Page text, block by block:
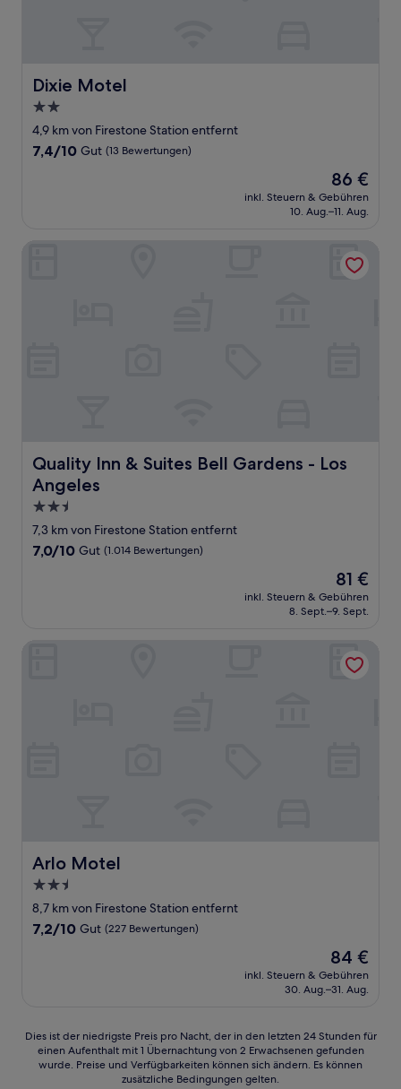
Dixie Motel
Dixie Motel
2.0-
Sterne-
Unterkunft
4,9 km von Firestone Station entfernt
7.4
7,4/10 Gut (13 Bewertungen)
Der
Preis
beträgt
86 €
inkl. Steuern & Gebühren
10. Aug.–11. Aug.
Quality Inn & Suites Bell Gardens - Los
Angeles
Quality Inn & Suites Bell Gardens - Los Angeles
2.5-
Sterne-
Unterkunft
7,3 km von Firestone Station entfernt
7.0
7,0/10 Gut (1.014 Bewertungen)
Der
Preis
beträgt
81 €
inkl. Steuern & Gebühren
8. Sept.–9. Sept.
Arlo Motel
Arlo Motel
2.5-
Sterne-
Unterkunft
8,7 km von Firestone Station entfernt
7.2
7,2/10 Gut (227 Bewertungen)
Der
Preis
beträgt
84 €
inkl. Steuern & Gebühren
30. Aug.–31. Aug.
Dies
der
Dies ist der niedrigste Preis pro Nacht, der in den letzten 24 Stunden für
einen Aufenthalt mit 1 Übernachtung von 2 Erwachsenen gefunden
wurde. Preise und Verfügbarkeiten können sich ändern. Es können
zusätzliche Bedingungen gelten.